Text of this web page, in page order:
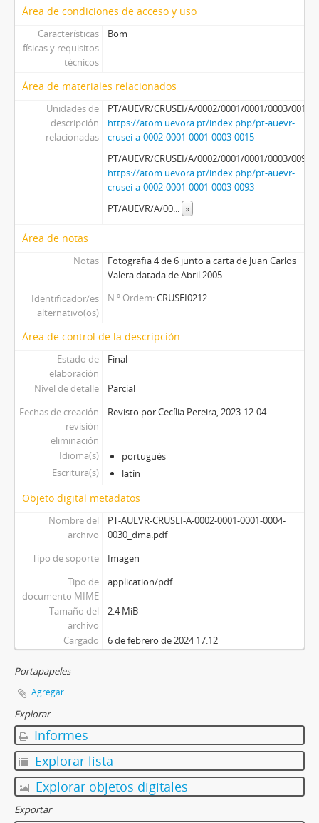
Área de condiciones de acceso y uso
Características
físicas y requisitos
técnicos
Bom
Área de materiales relacionados
Unidades de
descripción
relacionadas
PT/AUEVR/CRUSEI/A/0002/0001/0001/0003/0015
https://atom.uevora.pt/index.php/pt-auevr-
crusei-a-0002-0001-0001-0003-0015
PT/AUEVR/CRUSEI/A/0002/0001/0001/0003/0093
https://atom.uevora.pt/index.php/pt-auevr-
crusei-a-0002-0001-0001-0003-0093
PT/AUEVR/A/00... »
Área de notas
Notas
Fotografia 4 de 6 junto a carta de Juan Carlos
Valera datada de Abril 2005.
Identificador/es
alternativo(os)
N.º Ordem CRUSEI0212
Área de control de la descripción
Estado de
elaboración
Final
Nivel de detalle
Parcial
Fechas de creación
revisión
eliminación
Revisto por Cecília Pereira, 2023-12-04.
Idioma(s)
portugués
Escritura(s)
latín
Objeto digital metadatos
Nombre del
archivo
PT-AUEVR-CRUSEI-A-0002-0001-0001-0004-
0030_dma.pdf
Tipo de soporte
Imagen
Tipo de
documento MIME
application/pdf
Tamaño del
archivo
2.4 MiB
Cargado 6 de febrero de 2024 17:12
Portapapeles
Agregar
Explorar
Informes
Explorar lista
Explorar objetos digitales
Exportar